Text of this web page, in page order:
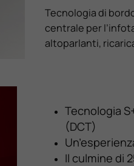
Tecnologia di
centrale per
altoparlanti,
Tecnologia
(DCT)
Il culmine di